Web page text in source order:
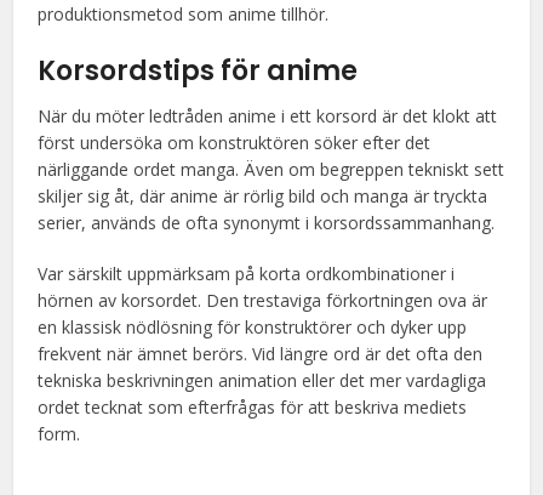
produktionsmetod som anime tillhör.
Korsordstips för anime
När du möter ledtråden anime i ett korsord är det klokt att
först undersöka om konstruktören söker efter det
närliggande ordet manga. Även om begreppen tekniskt sett
skiljer sig åt, där anime är rörlig bild och manga är tryckta
serier, används de ofta synonymt i korsordssammanhang.
Var särskilt uppmärksam på korta ordkombinationer i
hörnen av korsordet. Den trestaviga förkortningen ova är
en klassisk nödlösning för konstruktörer och dyker upp
frekvent när ämnet berörs. Vid längre ord är det ofta den
tekniska beskrivningen animation eller det mer vardagliga
ordet tecknat som efterfrågas för att beskriva mediets
form.